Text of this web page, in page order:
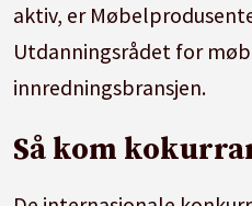
aktiv, er
Utdanningsrådet for
innredningsbransjen.
Så kom